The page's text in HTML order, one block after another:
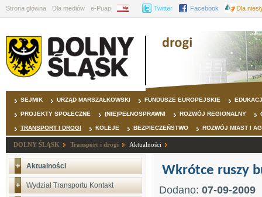
Strona główna Dla mediów e-Puap BIP Twitter Facebook Dla
SEJMIK URZĄD MARSZAŁKOWSKI FUNDUSZE EUROPEJSKIE
PROJEKTY SPOŁECZNE (NIE)PEŁNOSPRAWNI ROZWÓJ REGIONALNY
TRANSPORT I DROGI KOLEJE BEZPIECZEŃSTWO ROZWÓJ MIAST I
DOLNY ŚLĄSK Transport i drogi Aktualności
Aktualności
Wydział Transportu Kontakt
Wkrótce ruszy
Dodano: 07-09-2009